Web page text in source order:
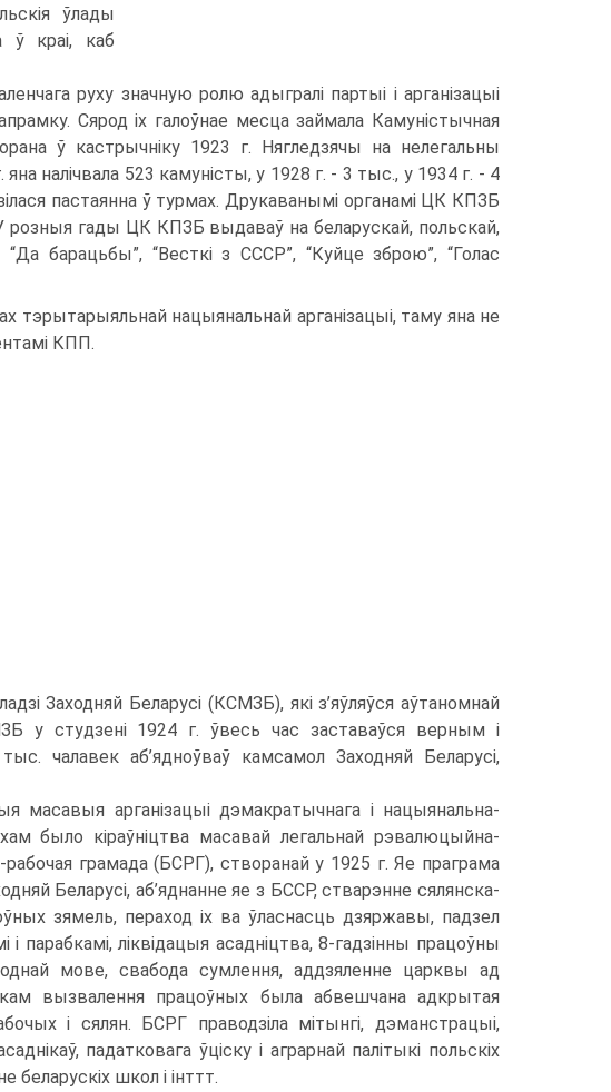
ўлады
ў краі, каб
руху значную ролю адыгралі партыі і арганізацыі
Сярод іх галоўнае месца займала Камуністычная
ў кастрычніку 1923 г. Нягледзячы на нелегальны
налічвала 523 камуністы, у 1928 г. - 3 тыс., у 1934 г. - 4
пастаянна ў турмах. Друкаванымі органамі ЦК КПЗБ
У розныя гады ЦК КПЗБ выдаваў на беларускай, польскай,
барацьбы”, “Весткі з СССР”, “Куйце зброю”, “Голас
нацыянальнай арганізацыі, таму яна не
КПП.
Заходняй Беларусі (КСМЗБ), які з’яўляўся аўтаномнай
у студзені 1924 г. ўвесь час заставаўся верным і
чалавек аб’ядноўваў камсамол Заходняй Беларусі,
арганізацыі дэмакратычнага і нацыянальна-
было кіраўніцтва масавай легальнай рэвалюцыйна-
грамада (БСРГ), створанай у 1925 г. Яе праграма
Беларусі, аб’яднанне яе з БССР, стварэнне сялянска-
зямель, пераход іх ва ўласнасць дзяржавы, падзел
парабкамі, ліквідацыя асадніцтва, 8-гадзінны працоўны
мове, свабода сумлення, аддзяленне царквы ад
вызвалення працоўных была абвешчана адкрытая
і сялян. БСРГ праводзіла мітынгі, дэманстрацыі,
падатковага ўціску і аграрнай палітыкі польскіх
беларускіх школ і інттт.